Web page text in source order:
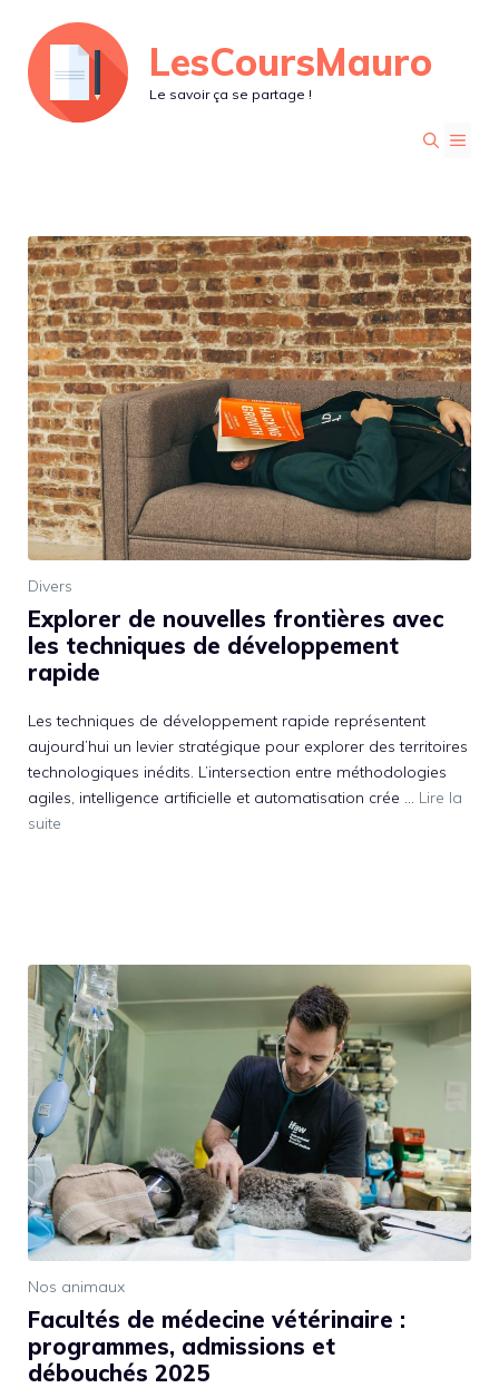
contenu
LesCoursMauro
Le savoir ça se partage !
Divers
Explorer de nouvelles frontières avec
les techniques de développement
rapide
Les techniques de développement rapide représentent
aujourd’hui un levier stratégique pour explorer des territoires
technologiques inédits. L’intersection entre méthodologies
agiles, intelligence artificielle et automatisation crée … Lire la
suite
Nos animaux
Facultés de médecine vétérinaire :
programmes, admissions et
débouchés 2025